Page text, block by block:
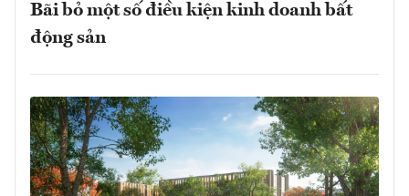
Bãi bỏ một số điều kiện kinh doanh bất
động sản